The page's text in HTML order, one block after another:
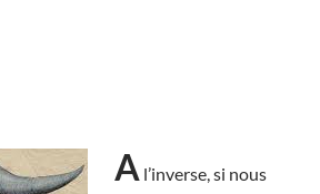
A l’inverse, si nous